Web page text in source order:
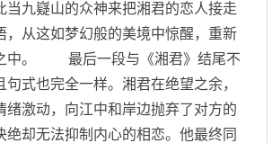
当九嶷山的众神来把湘君的恋人接走
，从这如梦幻般的美境中惊醒，重新
中。 最后一段与《湘君》结尾不
句式也完全一样。湘君在绝望之余，
绪激动，向江中和岸边抛弃了对方的
绝却无法抑制内心的相恋。他最终同